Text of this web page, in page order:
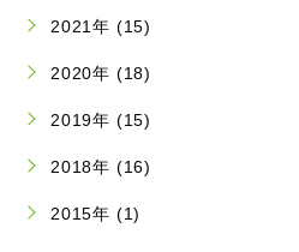
2021年 (15)
2020年 (18)
2019年 (15)
2018年 (16)
2015年 (1)